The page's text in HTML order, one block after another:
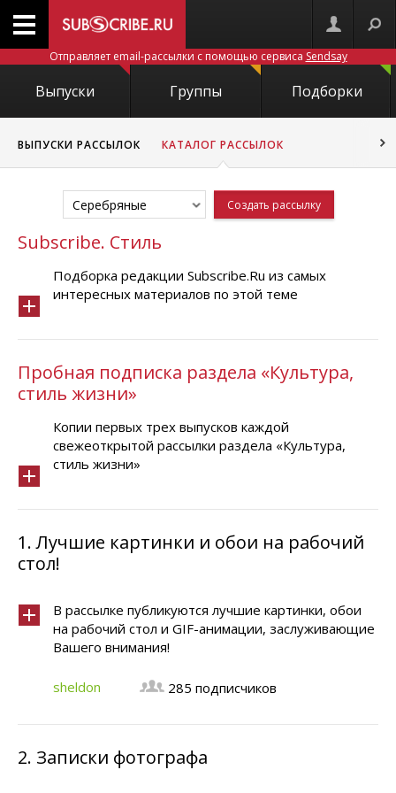
Отправляет email-рассылки с помощью сервиса Sendsay
Выпуски Группы Подборки
ВЫПУСКИ РАССЫЛОК КАТАЛОГ РАССЫЛОК
Серебряные Создать рассылку
Subscribe. Стиль
Подборка редакции Subscribe.Ru из самых
интересных материалов по этой теме
Пробная подписка раздела «Культура,
стиль жизни»
Копии первых трех выпусков каждой
свежеоткрытой рассылки раздела «Культура,
стиль жизни»
1.Лучшие картинки и обои на рабочий
стол!
В рассылке публикуются лучшие картинки, обои
на рабочий стол и GIF-анимации, заслуживающие
Вашего внимания!
sheldon 285 подписчиков
2. Записки фотографа